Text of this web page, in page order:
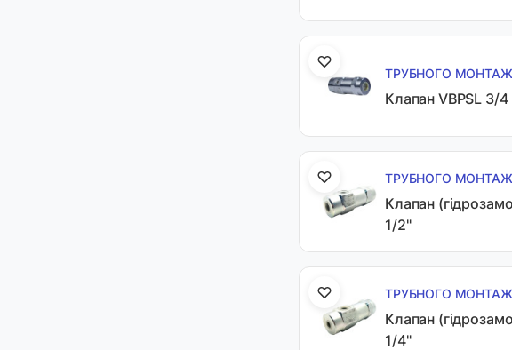
ТРУБНОГО
Клапан VBPSL 3/4
ТРУБНОГО
Клапан
1/2"
ТРУБНОГО
Клапан
1/4"